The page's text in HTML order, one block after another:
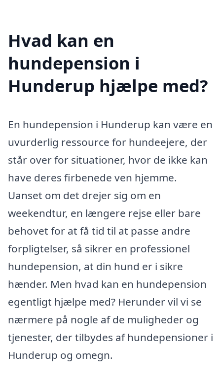
Hvad kan en
hundepension i
Hunderup hjælpe med?
En hundepension i Hunderup kan være en
uvurderlig ressource for hundeejere, der
står over for situationer, hvor de ikke kan
have deres firbenede ven hjemme.
Uanset om det drejer sig om en
weekendtur, en længere rejse eller bare
behovet for at få tid til at passe andre
forpligtelser, så sikrer en professionel
hundepension, at din hund er i sikre
hænder. Men hvad kan en hundepension
egentligt hjælpe med? Herunder vil vi se
nærmere på nogle af de muligheder og
tjenester, der tilbydes af hundepensioner i
Hunderup og omegn.